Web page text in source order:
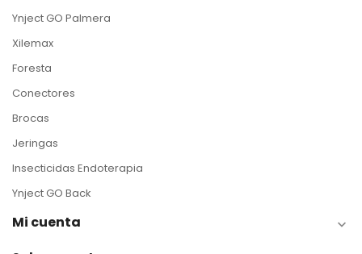
Ynject GO Palmera
Xilemax
Foresta
Conectores
Brocas
Jeringas
Insecticidas Endoterapia
Ynject GO Back
Mi cuenta 